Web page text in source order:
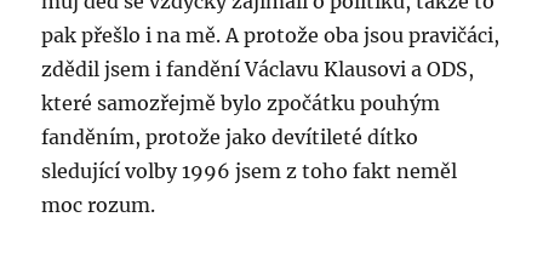
pak přešlo i na mě. A protože oba jsou pravičáci,
zdědil jsem i fandění Václavu Klausovi a ODS,
které samozřejmě bylo zpočátku pouhým
fanděním, protože jako devítileté dítko
sledující volby 1996 jsem z toho fakt neměl
moc rozum.